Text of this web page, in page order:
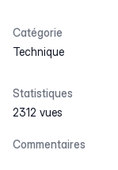
Catégorie
Technique
Statistiques
2312 vues
Commentaires